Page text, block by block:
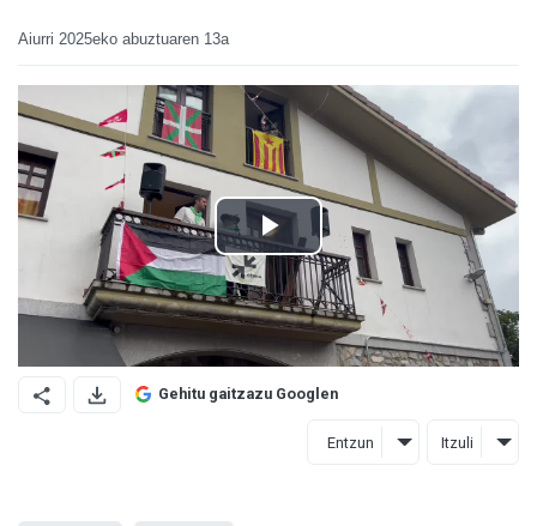
Aiurri 2025eko abuztuaren 13a
Gehitu gaitzazu Googlen
Entzun Itzuli